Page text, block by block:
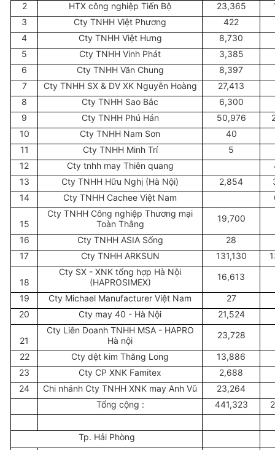
2
HTX công nghiệp Tiến Bộ 23,365
3
Cty TNHH Việt Phương
422
4
Cty TNHH Việt Hưng
8,730
5
Cty TNHH Vinh Phát
3,385
6
Cty TNHH Văn Chung
8,397
7
Cty TNHH SX & DV XK Nguyễn Hoàng
27,413
8
Cty TNHH Sao Bắc
6,300
9
Cty TNHH Phú Hán 50,976
10
Cty TNHH Nam Sơn
40
11
Cty TNHH Minh Trí
5
12
Cty tnhh may Thiên quang
13
Cty TNHH Hữu Nghị (Hà Nội) 2,854
14
Cty TNHH Cachee Việt Nam
15
Cty TNHH Công nghiệp Thương mại
Toàn Thắng
19,700
16 Cty TNHH ASIA Sống
28
17
Cty TNHH ARKSUN 131,130
18
Cty SX - XNK tổng hợp Hà Nội
(HAPROSIMEX)
16,613
19 Cty Michael Manufacturer Việt Nam
27
20
Cty may 40 - Hà Nội 21,524
21
Cty Liên Doanh TNHH MSA - HAPRO
Hà nội
23,728
22 Cty dệt kim Thăng Long
13,886
23
Cty CP XNK Famitex
2,688
24
Chi nhánh Cty TNHH XNK may Anh Vũ
23,264
Tổng cộng :
441,323
Tp. Hải Phòng